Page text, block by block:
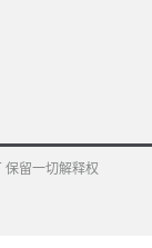
保留一切解释权